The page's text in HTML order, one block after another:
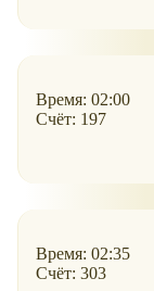
Время: 02:00
Счёт: 197
Время: 02:35
Счёт: 303